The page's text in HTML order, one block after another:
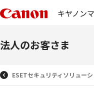
キヤノン
法人のお客さま
ESETセキュリティソリュー